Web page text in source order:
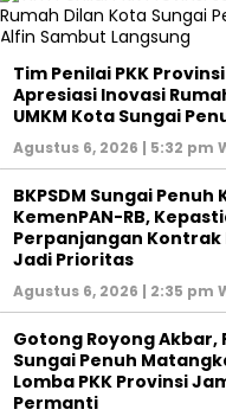
Tim Penilai PKK
Apresiasi Inovasi
UMKM Kota Sungai
Agustus 6, 2026 | 5:32 pm
BKPSDM Sungai Penuh
KemenPAN-RB,
Perpanjangan Kontrak
Jadi Prioritas
Agustus 6, 2026 | 2:35 pm
Gotong Royong Akbar,
Sungai Penuh
Lomba PKK Provinsi
Permanti